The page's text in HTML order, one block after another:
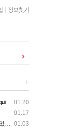
정보찾기
+
01.20
01.17
01.03